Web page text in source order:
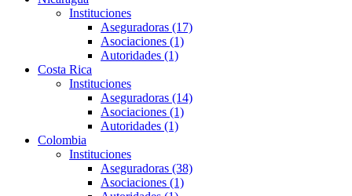
Instituciones
Aseguradoras (17)
Asociaciones (1)
Autoridades (1)
Costa Rica
Instituciones
Aseguradoras (14)
Asociaciones (1)
Autoridades (1)
Colombia
Instituciones
Aseguradoras (38)
Asociaciones (1)